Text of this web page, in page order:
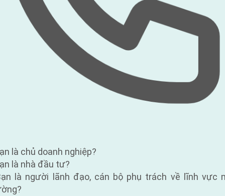
là chủ doanh nghiệp?
là nhà đầu tư?
là người lãnh đạo, cán bộ phụ trách về lĩnh vực